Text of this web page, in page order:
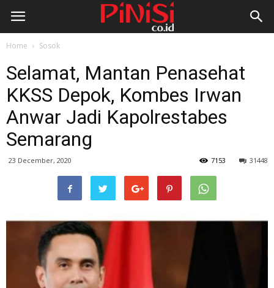
Home Sosok
Selamat, Mantan Penasehat
KKSS Depok, Kombes Irwan
Anwar Jadi Kapolrestabes
Semarang
23 December, 2020 31448
7153